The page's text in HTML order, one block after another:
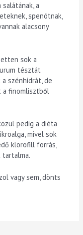
a
spenótnak,
alacsony
sok a
tésztát
szénhidrát, de
a finomlisztből
pedig a diéta
mivel sok
klorofill forrás,
tartalma.
vagy sem, dönts